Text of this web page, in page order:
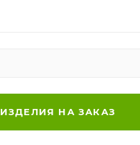
ИЗДЕЛИЯ НА ЗАКАЗ